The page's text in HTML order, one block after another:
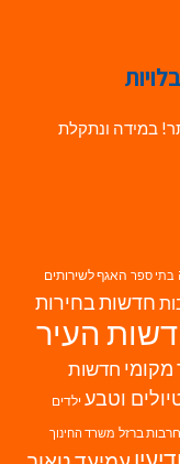
במידה ונתקלת
בתי ספר האגף לשירותים
חדשות בחירות
העיר
חדשות
וטבע ילדים
ברזל משרד החינוך